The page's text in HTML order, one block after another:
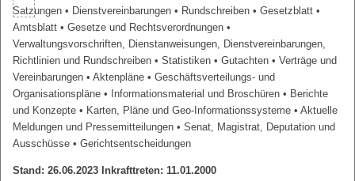
Satzungen • Dienstvereinbarungen • Rundschreiben • Gesetzblatt •
Amtsblatt • Gesetze und Rechtsverordnungen •
Verwaltungsvorschriften, Dienstanweisungen, Dienstvereinbarungen,
Richtlinien und Rundschreiben • Statistiken • Gutachten • Verträge und
Vereinbarungen • Aktenpläne • Geschäftsverteilungs- und
Organisationspläne • Informationsmaterial und Broschüren • Berichte
und Konzepte • Karten, Pläne und Geo-Informationssysteme • Aktuelle
Meldungen und Pressemitteilungen • Senat, Magistrat, Deputation und
Ausschüsse • Gerichtsentscheidungen
Stand: 26.06.2023 Inkrafttreten: 11.01.2000